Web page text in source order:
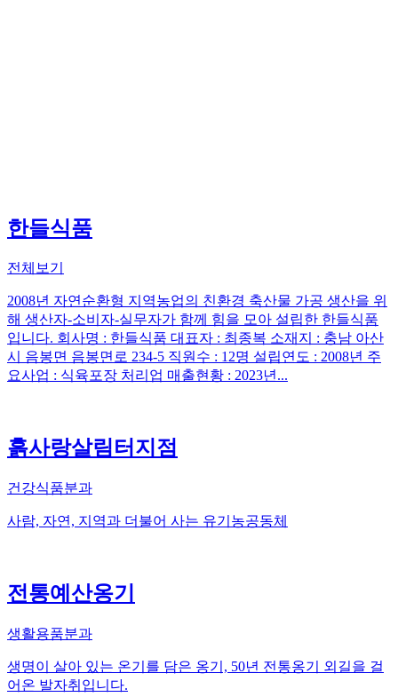
한들식품
전체보기
2008년 자연순환형 지역농업의 친환경 축산물 가공 생산을 위
해 생산자-소비자-실무자가 함께 힘을 모아 설립한 한들식품
입니다. 회사명 : 한들식품 대표자 : 최종복 소재지 : 충남 아산
시 음봉면 음봉면로 234-5 직원수 : 12명 설립연도 : 2008년 주
요사업 : 식육포장 처리업 매출현황 : 2023년...
흙사랑살림터지점
건강식품분과
사람, 자연, 지역과 더불어 사는 유기농공동체
전통예산옹기
생활용품분과
생명이 살아 있는 온기를 담은 옹기, 50년 전통옹기 외길을 걸
어온 발자취입니다.